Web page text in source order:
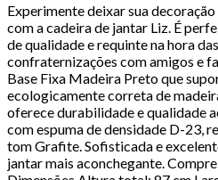
Experimente deixar sua
com a cadeira de jantar Liz. É
de qualidade e requinte na hora
confraternizações com amigos e
Base Fixa Madeira Preto que
ecologicamente correta de
oferece durabilidade e qualidade
com espuma de densidade D-23,
tom Grafite. Sofisticada e
jantar mais aconchegante.